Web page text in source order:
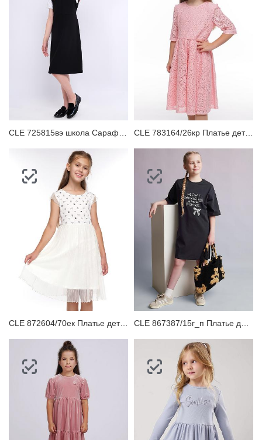
CLE 783164/26кр Платье детское
CLE 872604/70ек Платье детское CLE 867387/15г_п Платье детское